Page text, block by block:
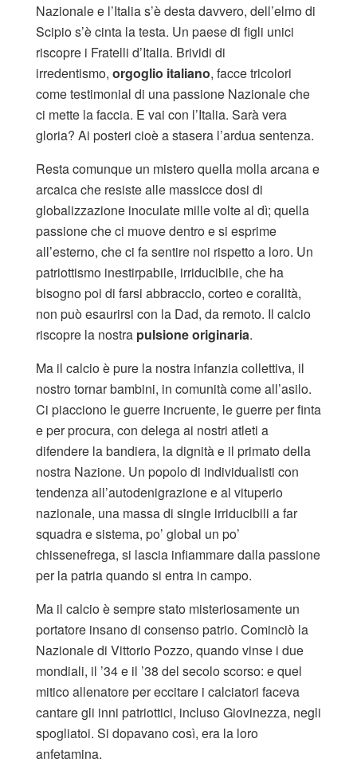
Nazionale e l’Italia s’è desta davvero, dell’elmo di
Scipio s’è cinta la testa. Un paese di figli unici
riscopre i Fratelli d’Italia. Brividi di
irredentismo, orgoglio italiano, facce tricolori
come testimonial di una passione Nazionale che
ci mette la faccia. E vai con l’Italia. Sarà vera
gloria? Ai posteri cioè a stasera l’ardua sentenza.
Resta comunque un mistero quella molla arcana e
arcaica che resiste alle massicce dosi di
globalizzazione inoculate mille volte al dì; quella
passione che ci muove dentro e si esprime
all’esterno, che ci fa sentire noi rispetto a loro. Un
patriottismo inestirpabile, irriducibile, che ha
bisogno poi di farsi abbraccio, corteo e coralità,
non può esaurirsi con la Dad, da remoto. Il calcio
riscopre la nostra pulsione originaria.
Ma il calcio è pure la nostra infanzia collettiva, il
nostro tornar bambini, in comunità come all’asilo.
Ci piacciono le guerre incruente, le guerre per finta
e per procura, con delega ai nostri atleti a
difendere la bandiera, la dignità e il primato della
nostra Nazione. Un popolo di individualisti con
tendenza all’autodenigrazione e al vituperio
nazionale, una massa di single irriducibili a far
squadra e sistema, po’ global un po’
chissenefrega, si lascia infiammare dalla passione
per la patria quando si entra in campo.
Ma il calcio è sempre stato misteriosamente un
portatore insano di consenso patrio. Cominciò la
Nazionale di Vittorio Pozzo, quando vinse i due
mondiali, il ’34 e il ’38 del secolo scorso: e quel
mitico allenatore per eccitare i calciatori faceva
cantare gli inni patriottici, incluso Giovinezza, negli
spogliatoi. Si dopavano così, era la loro
anfetamina.